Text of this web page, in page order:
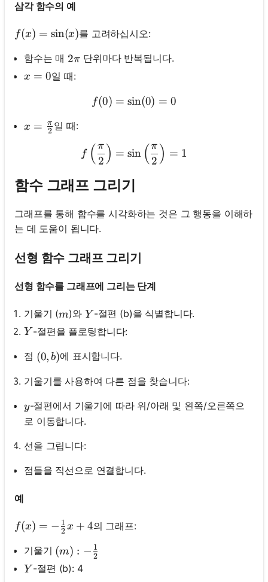
삼각 함수의 예
f(x)=\sin (x)
f(x) = sin(x)를 고려하십시오:
함수는 매 2 \pi
2π 단위마다 반복됩니다.
x=0
x = 0일 때:
f(0)=\sin (0)=0
f(0) = sin(0) = 0
x=\frac{\pi}{2}
x = 2
π 일 때:
f ( 2
π ) = sin ( 2
π ) = 1
함수 그래프 그리기
그래프를 통해 함수를 시각화하는 것은 그 행동을 이해하
는 데 도움이 됩니다.
선형 함수 그래프 그리기
선형 함수를 그래프에 그리는 단계
기울기 (m
m)와 Y
Y -절편 (b)을 식별합니다.
Y
Y -절편을 플로팅합니다:
점 (0, b)
(0, b)에 표시합니다.
기울기를 사용하여 다른 점을 찾습니다:
y
y-절편에서 기울기에 따라 위/아래 및 왼쪽/오른쪽으
로 이동합니다.
선을 그립니다:
점들을 직선으로 연결합니다.
예
f(x)=-\frac{1}{2} x+4
f(x) = − 2
1 x + 4의 그래프:
기울기 (m):-\frac{1}{2}
(m) : − 2
1
Y
Y -절편 (b): 4